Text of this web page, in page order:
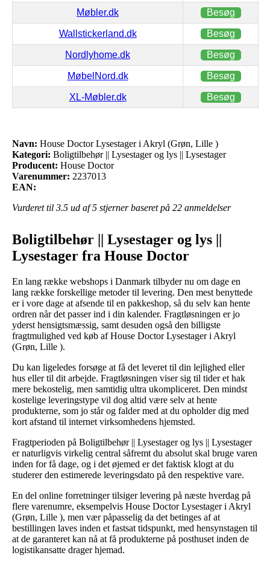
Møbler.dk Besøg
Wallstickerland.dk Besøg
Nordlyhome.dk Besøg
MøbelNord.dk Besøg
XL-Møbler.dk Besøg
Navn: House Doctor Lysestager i Akryl (Grøn, Lille )
Kategori: Boligtilbehør || Lysestager og lys || Lysestager
Producent: House Doctor
Varenummer: 2237013
EAN:
Vurderet til 3.5 ud af 5 stjerner baseret på 22 anmeldelser
Boligtilbehør || Lysestager og lys ||
Lysestager fra House Doctor
En lang række webshops i Danmark tilbyder nu om dage en
lang række forskellige metoder til levering. Den mest benyttede
er i vore dage at afsende til en pakkeshop, så du selv kan hente
ordren når det passer ind i din kalender. Fragtløsningen er jo
yderst hensigtsmæssig, samt desuden også den billigste
fragtmulighed ved køb af House Doctor Lysestager i Akryl
(Grøn, Lille ).
Du kan ligeledes forsøge at få det leveret til din lejlighed eller
hus eller til dit arbejde. Fragtløsningen viser sig til tider et hak
mere bekostelig, men samtidig ultra ukompliceret. Den mindst
kostelige leveringstype vil dog altid være selv at hente
produkterne, som jo står og falder med at du opholder dig med
kort afstand til internet virksomhedens hjemsted.
Fragtperioden på Boligtilbehør || Lysestager og lys || Lysestager
er naturligvis virkelig central såfremt du absolut skal bruge varen
inden for få dage, og i det øjemed er det faktisk klogt at du
studerer den estimerede leveringsdato på den respektive vare.
En del online forretninger tilsiger levering på næste hverdag på
flere varenumre, eksempelvis House Doctor Lysestager i Akryl
(Grøn, Lille ), men vær påpasselig da det betinges af at
bestillingen laves inden et fastsat tidspunkt, med hensynstagen til
at de garanteret kan nå at få produkterne på posthuset inden de
logistikansatte drager hjemad.